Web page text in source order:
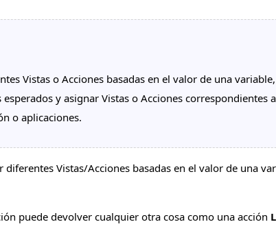
Vistas o Acciones basadas en el valor de una
y asignar Vistas o Acciones correspondientes
o aplicaciones.
Vistas/Acciones basadas en el valor de una
puede devolver cualquier otra cosa como una acción